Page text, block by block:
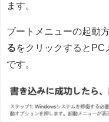
ます。
ブートメニューの起動
るをクリックするとPC
です。